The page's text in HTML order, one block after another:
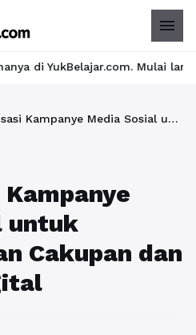
menu
Mulai langkah
Optimalisasi Kampanye Media Sosial untuk Meningkatkan Cakupan dan Reputasi Digital
untuk
Cakupan dan